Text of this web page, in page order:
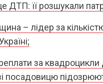
ДТП: її розшукали
– лідер за
за
посадовицю